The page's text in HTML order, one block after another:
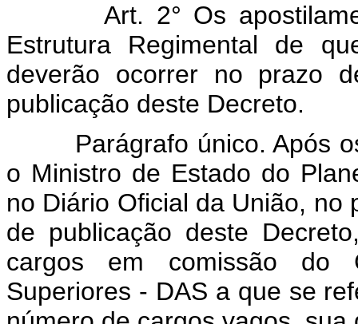
Art. 2° Os
Estrutura Regimental de
deverão ocorrer no prazo
publicação deste Decreto.
Parágrafo único. Após os
o Ministro de Estado do
no Diário Oficial da União, no
de publicação deste
cargos em comissão do
Superiores - DAS a que se